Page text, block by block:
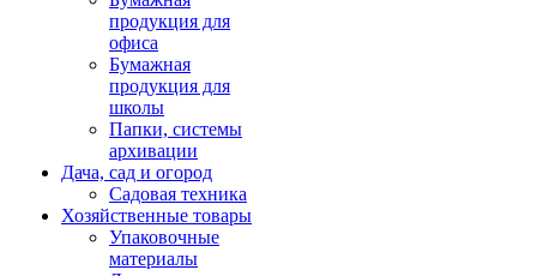
продукция для
офиса
Бумажная
продукция для
школы
Папки, системы
архивации
Дача, сад и огород
Садовая техника
Хозяйственные товары
Упаковочные
материалы